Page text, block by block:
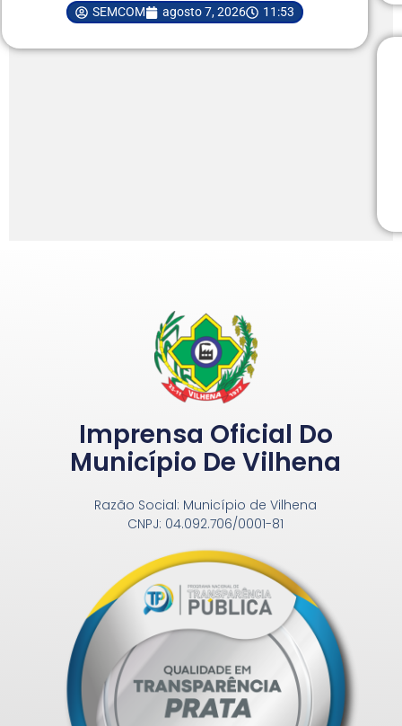
SEMCOM agosto 7, 2026 11:53
Imprensa Oficial Do
Município De Vilhena
Razão Social: Município de Vilhena
CNPJ: 04.092.706/0001-81